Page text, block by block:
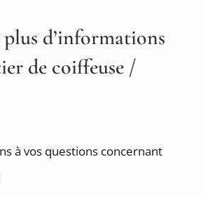
plus d’informations
de coiffeuse /
à vos questions concernant